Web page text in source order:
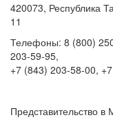
420073, Республика
11
Телефоны: 8 (800)
203-59-95,
+7 (843) 203-58-00,
Представительство в